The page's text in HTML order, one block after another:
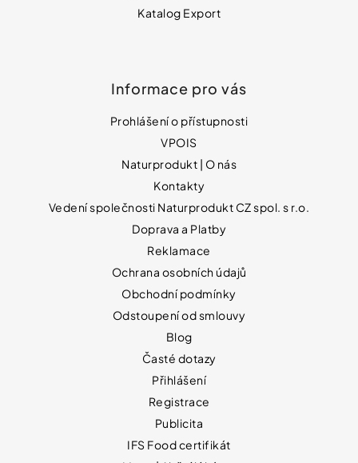
Katalog Export
Informace pro vás
Prohlášení o přístupnosti
VPOIS
Naturprodukt | O nás
Kontakty
Vedení společnosti Naturprodukt CZ spol. s r.o.
Doprava a Platby
Reklamace
Ochrana osobních údajů
Obchodní podmínky
Odstoupení od smlouvy
Blog
Časté dotazy
Přihlášení
Registrace
Publicita
IFS Food certifikát